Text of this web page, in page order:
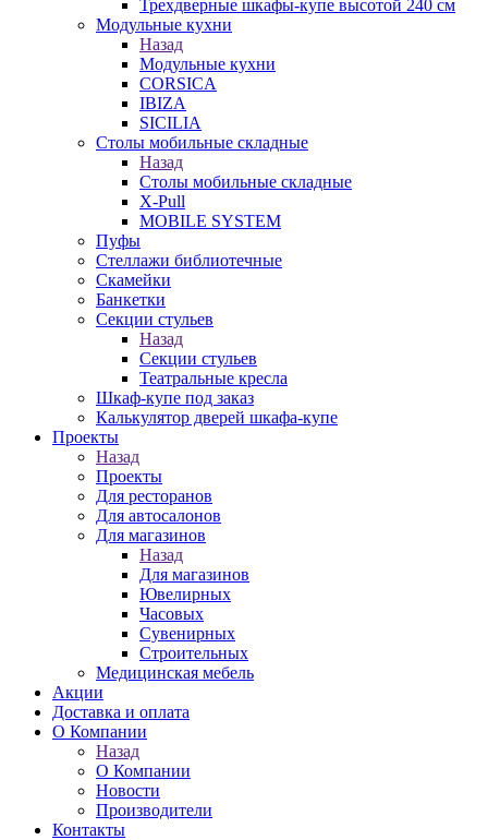
Трехдверные шкафы-купе высотой 240 см
Модульные кухни
Назад
Модульные кухни
CORSICA
IBIZA
SICILIA
Столы мобильные складные
Назад
Столы мобильные складные
X-Pull
MOBILE SYSTEM
Пуфы
Стеллажи библиотечные
Скамейки
Банкетки
Секции стульев
Назад
Секции стульев
Театральные кресла
Шкаф-купе под заказ
Калькулятор дверей шкафа-купе
Проекты
Назад
Проекты
Для ресторанов
Для автосалонов
Для магазинов
Назад
Для магазинов
Ювелирных
Часовых
Сувенирных
Строительных
Медицинская мебель
Акции
Доставка и оплата
О Компании
Назад
О Компании
Новости
Производители
Контакты